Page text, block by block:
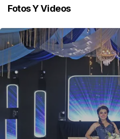
Fotos Y Videos